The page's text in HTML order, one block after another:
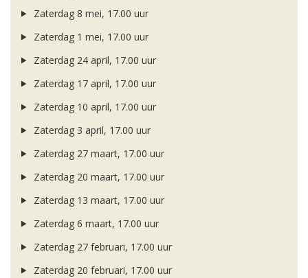
Zaterdag 8 mei, 17.00 uur
Zaterdag 1 mei, 17.00 uur
Zaterdag 24 april, 17.00 uur
Zaterdag 17 april, 17.00 uur
Zaterdag 10 april, 17.00 uur
Zaterdag 3 april, 17.00 uur
Zaterdag 27 maart, 17.00 uur
Zaterdag 20 maart, 17.00 uur
Zaterdag 13 maart, 17.00 uur
Zaterdag 6 maart, 17.00 uur
Zaterdag 27 februari, 17.00 uur
Zaterdag 20 februari, 17.00 uur